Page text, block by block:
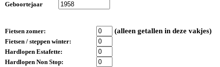
Geboortejaar
Fietsen zomer: (alleen getallen in deze vakjes)
Fietsen / steppen winter:
Hardlopen Estafette:
Hardlopen Non Stop: